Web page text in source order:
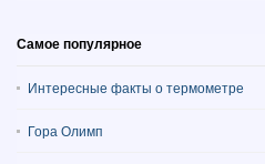
Самое популярное
Интересные факты о термометре
Гора Олимп